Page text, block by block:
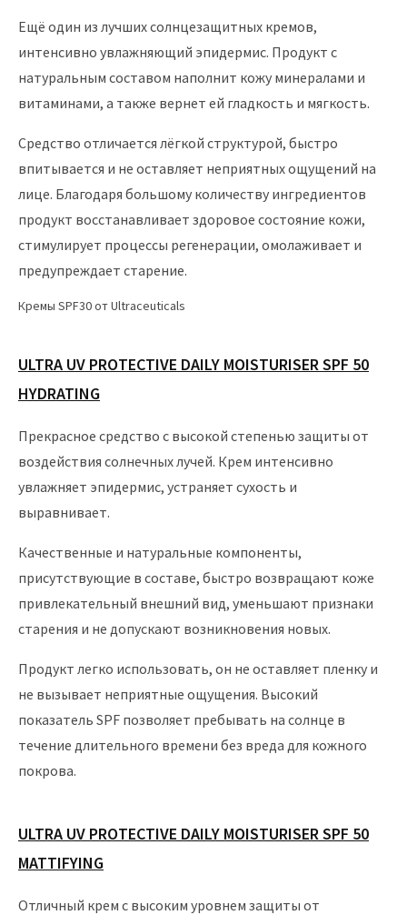
Ещё один из лучших солнцезащитных кремов,
интенсивно увлажняющий эпидермис. Продукт с
натуральным составом наполнит кожу минералами и
витаминами, а также вернет ей гладкость и мягкость.
Средство отличается лёгкой структурой, быстро
впитывается и не оставляет неприятных ощущений на
лице. Благодаря большому количеству ингредиентов
продукт восстанавливает здоровое состояние кожи,
стимулирует процессы регенерации, омолаживает и
предупреждает старение.
Кремы SPF30 от Ultraceuticals
ULTRA UV PROTECTIVE DAILY MOISTURISER SPF 50
HYDRATING
Прекрасное средство с высокой степенью защиты от
воздействия солнечных лучей. Крем интенсивно
увлажняет эпидермис, устраняет сухость и
выравнивает.
Качественные и натуральные компоненты,
присутствующие в составе, быстро возвращают коже
привлекательный внешний вид, уменьшают признаки
старения и не допускают возникновения новых.
Продукт легко использовать, он не оставляет пленку и
не вызывает неприятные ощущения. Высокий
показатель SPF позволяет пребывать на солнце в
течение длительного времени без вреда для кожного
покрова.
ULTRA UV PROTECTIVE DAILY MOISTURISER SPF 50
MATTIFYING
Отличный крем с высоким уровнем защиты от